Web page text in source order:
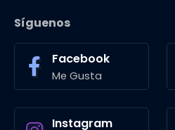
Síguenos
Facebook
Me Gusta
Instagram